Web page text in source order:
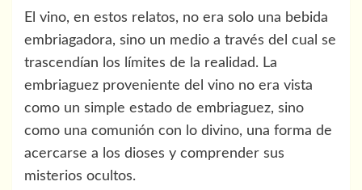
El vino, en estos relatos, no era solo una bebida
embriagadora, sino un medio a través del cual se
trascendían los límites de la realidad. La
embriaguez proveniente del vino no era vista
como un simple estado de embriaguez, sino
como una comunión con lo divino, una forma de
acercarse a los dioses y comprender sus
misterios ocultos.